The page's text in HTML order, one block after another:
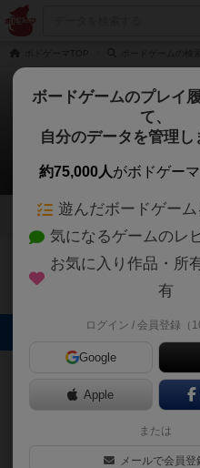
スノー
3件
3
ボドゲーマにログインすると、 「ス
をアップロード出来たり、他のユー
きます。また、トップ6の画像は様々
トップに表示される画像
ボードゲームのプレイ
て、
自分のデータを管理し
約75,000人がボドゲー
遊んだボードゲー
気になるゲームのレ
お気に入り作品・所
有
ログイン / 会員登録（
Google
Apple
または
メールで会員登